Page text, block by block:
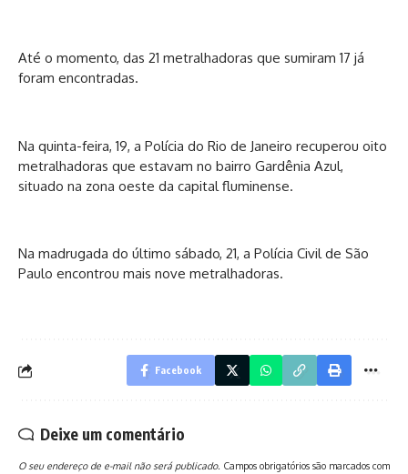
Até o momento, das 21 metralhadoras que sumiram 17 já
foram encontradas.
Na quinta-feira, 19, a Polícia do Rio de Janeiro recuperou oito
metralhadoras que estavam no bairro Gardênia Azul,
situado na zona oeste da capital fluminense.
Na madrugada do último sábado, 21, a Polícia Civil de São
Paulo encontrou mais nove metralhadoras.
Facebook
Deixe um comentário
O seu endereço de e-mail não será publicado. Campos obrigatórios são marcados com